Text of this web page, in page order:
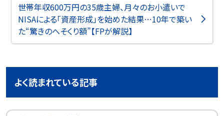
世帯年収600万円の35歳主婦、月々のお小遣いで
NISAによる「資産形成」を始めた結果…10年で築い
た“驚きのへそくり額”【FPが解説】
よく読まれている記事